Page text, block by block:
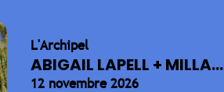
L'Archipel
ABIGAIL LAPELL + MILLA...
12 novembre 2026